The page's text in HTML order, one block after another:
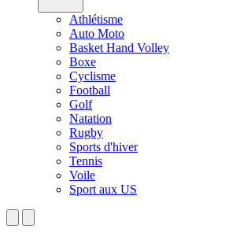
Athlétisme
Auto Moto
Basket Hand Volley
Boxe
Cyclisme
Football
Golf
Natation
Rugby
Sports d'hiver
Tennis
Voile
Sport aux US